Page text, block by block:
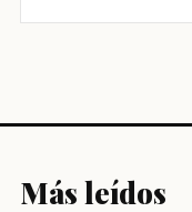
Más leídos